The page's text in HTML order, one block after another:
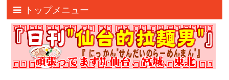
トップメニュー